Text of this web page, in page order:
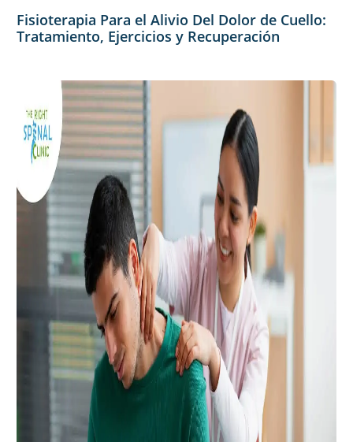
Fisioterapia Para el Alivio Del Dolor de Cuello:
Tratamiento, Ejercicios y Recuperación